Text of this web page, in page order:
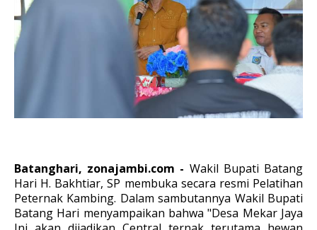
Batanghari, zonajambi.com - Wakil Bupati Batang
Hari H. Bakhtiar, SP membuka secara resmi Pelatihan
Peternak Kambing. Dalam sambutannya Wakil Bupati
Batang Hari menyampaikan bahwa "Desa Mekar Jaya